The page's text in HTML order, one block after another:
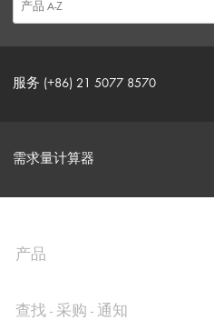
服务 (+86) 21 5077 8570
需求量计算器
产品
查找 - 采购 - 通知